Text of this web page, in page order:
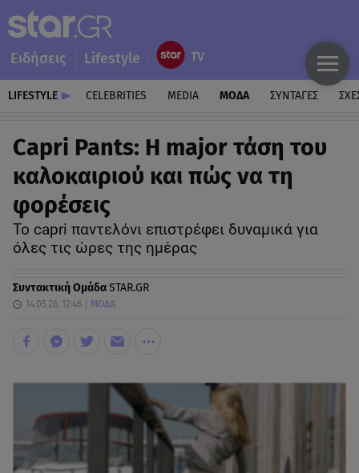
Ειδήσεις Lifestyle
LIFESTYLE CELEBRITIES MEDIA ΜΟΔΑ ΣΥΝΤΑΓΕΣ
Capri Pants: Η major τάση του
καλοκαιριού και πώς να τη
φορέσεις
Το capri παντελόνι επιστρέφει δυναμικά για
όλες τις ώρες της ημέρας
Συντακτική ΟμάδαSTAR.GR
14.05.26, 12:46 ΜΟΔΑ